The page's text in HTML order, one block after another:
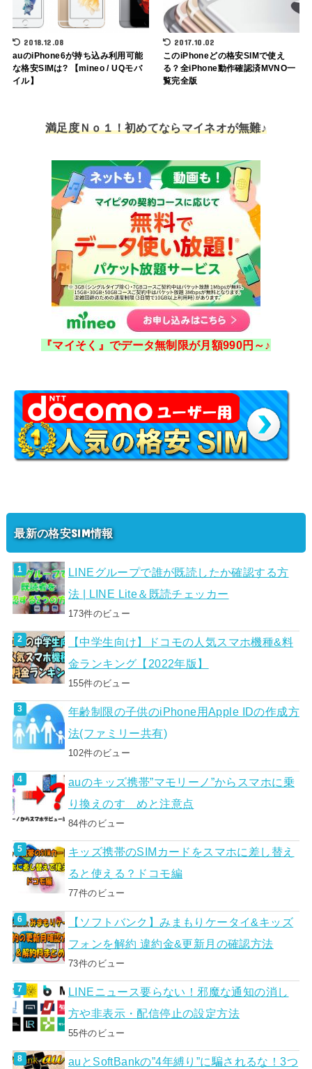
2018.12.08
auのiPhone6が持ち込み利用可能
な格安SIMは? 【mineo / UQモバ
イル】
2017.10.02
このiPhoneどの格安SIMで使え
る？全iPhone動作確認済MVNO一
覧完全版
満足度Ｎｏ１！初めてならマイネオが無難♪
『マイそく』でデータ無制限が月額990円～♪
最新の格安SIM情報
LINEグループで誰が既読したか確認する方
法 | LINE Lite＆既読チェッカー
173件のビュー
【中学生向け】ドコモの人気スマホ機種&料
金ランキング【2022年版】
155件のビュー
年齢制限の子供のiPhone用Apple IDの作成方
法(ファミリー共有)
102件のビュー
auのキッズ携帯”マモリーノ”からスマホに乗
り換えのすゝめと注意点
84件のビュー
キッズ携帯のSIMカードをスマホに差し替え
ると使える？ドコモ編
77件のビュー
【ソフトバンク】みまもりケータイ&キッズ
フォンを解約 違約金&更新月の確認方法
73件のビュー
LINEニュース要らない！邪魔な通知の消し
方や非表示・配信停止の設定方法
55件のビュー
auとSoftBankの”4年縛り”に騙されるな！3つ